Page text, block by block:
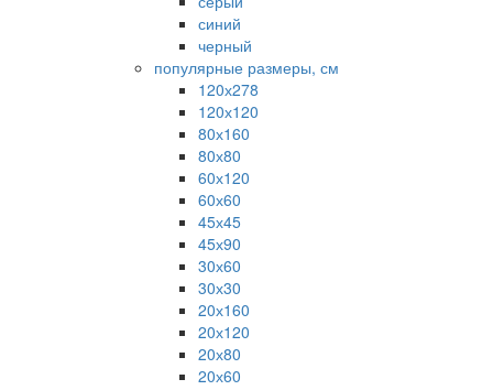
синий
черный
популярные размеры, см
120х278
120х120
80х160
80х80
60х120
60х60
45х45
45х90
30х60
30х30
20х160
20х120
20х80
20х60